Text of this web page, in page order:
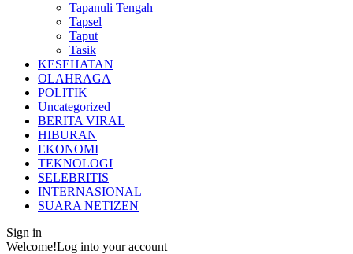
Tapanuli Tengah
Tapsel
Taput
Tasik
KESEHATAN
OLAHRAGA
POLITIK
Uncategorized
BERITA VIRAL
HIBURAN
EKONOMI
TEKNOLOGI
SELEBRITIS
INTERNASIONAL
SUARA NETIZEN
Sign in
Welcome!Log into your account